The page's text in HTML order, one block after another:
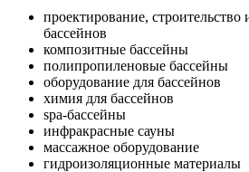
проектирование, строительство
бассейнов
композитные бассейны
полипропиленовые бассейны
оборудование для бассейнов
химия для бассейнов
spa-бассейны
инфракрасные сауны
массажное оборудование
гидроизоляционные материалы